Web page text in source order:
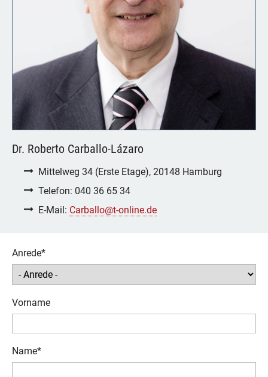
Dr. Roberto Carballo-Lázaro
Mittelweg 34 (Erste Etage), 20148 Hamburg
Telefon: 040 36 65 34
E-Mail: Carballo@t-online.de
Pflichtfeld
Anrede*
Vorname
Pflichtfeld
Name*